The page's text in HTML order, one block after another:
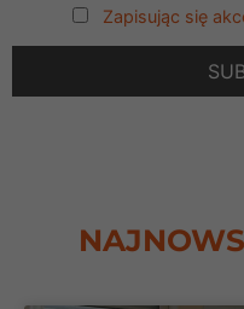
Zapisując się